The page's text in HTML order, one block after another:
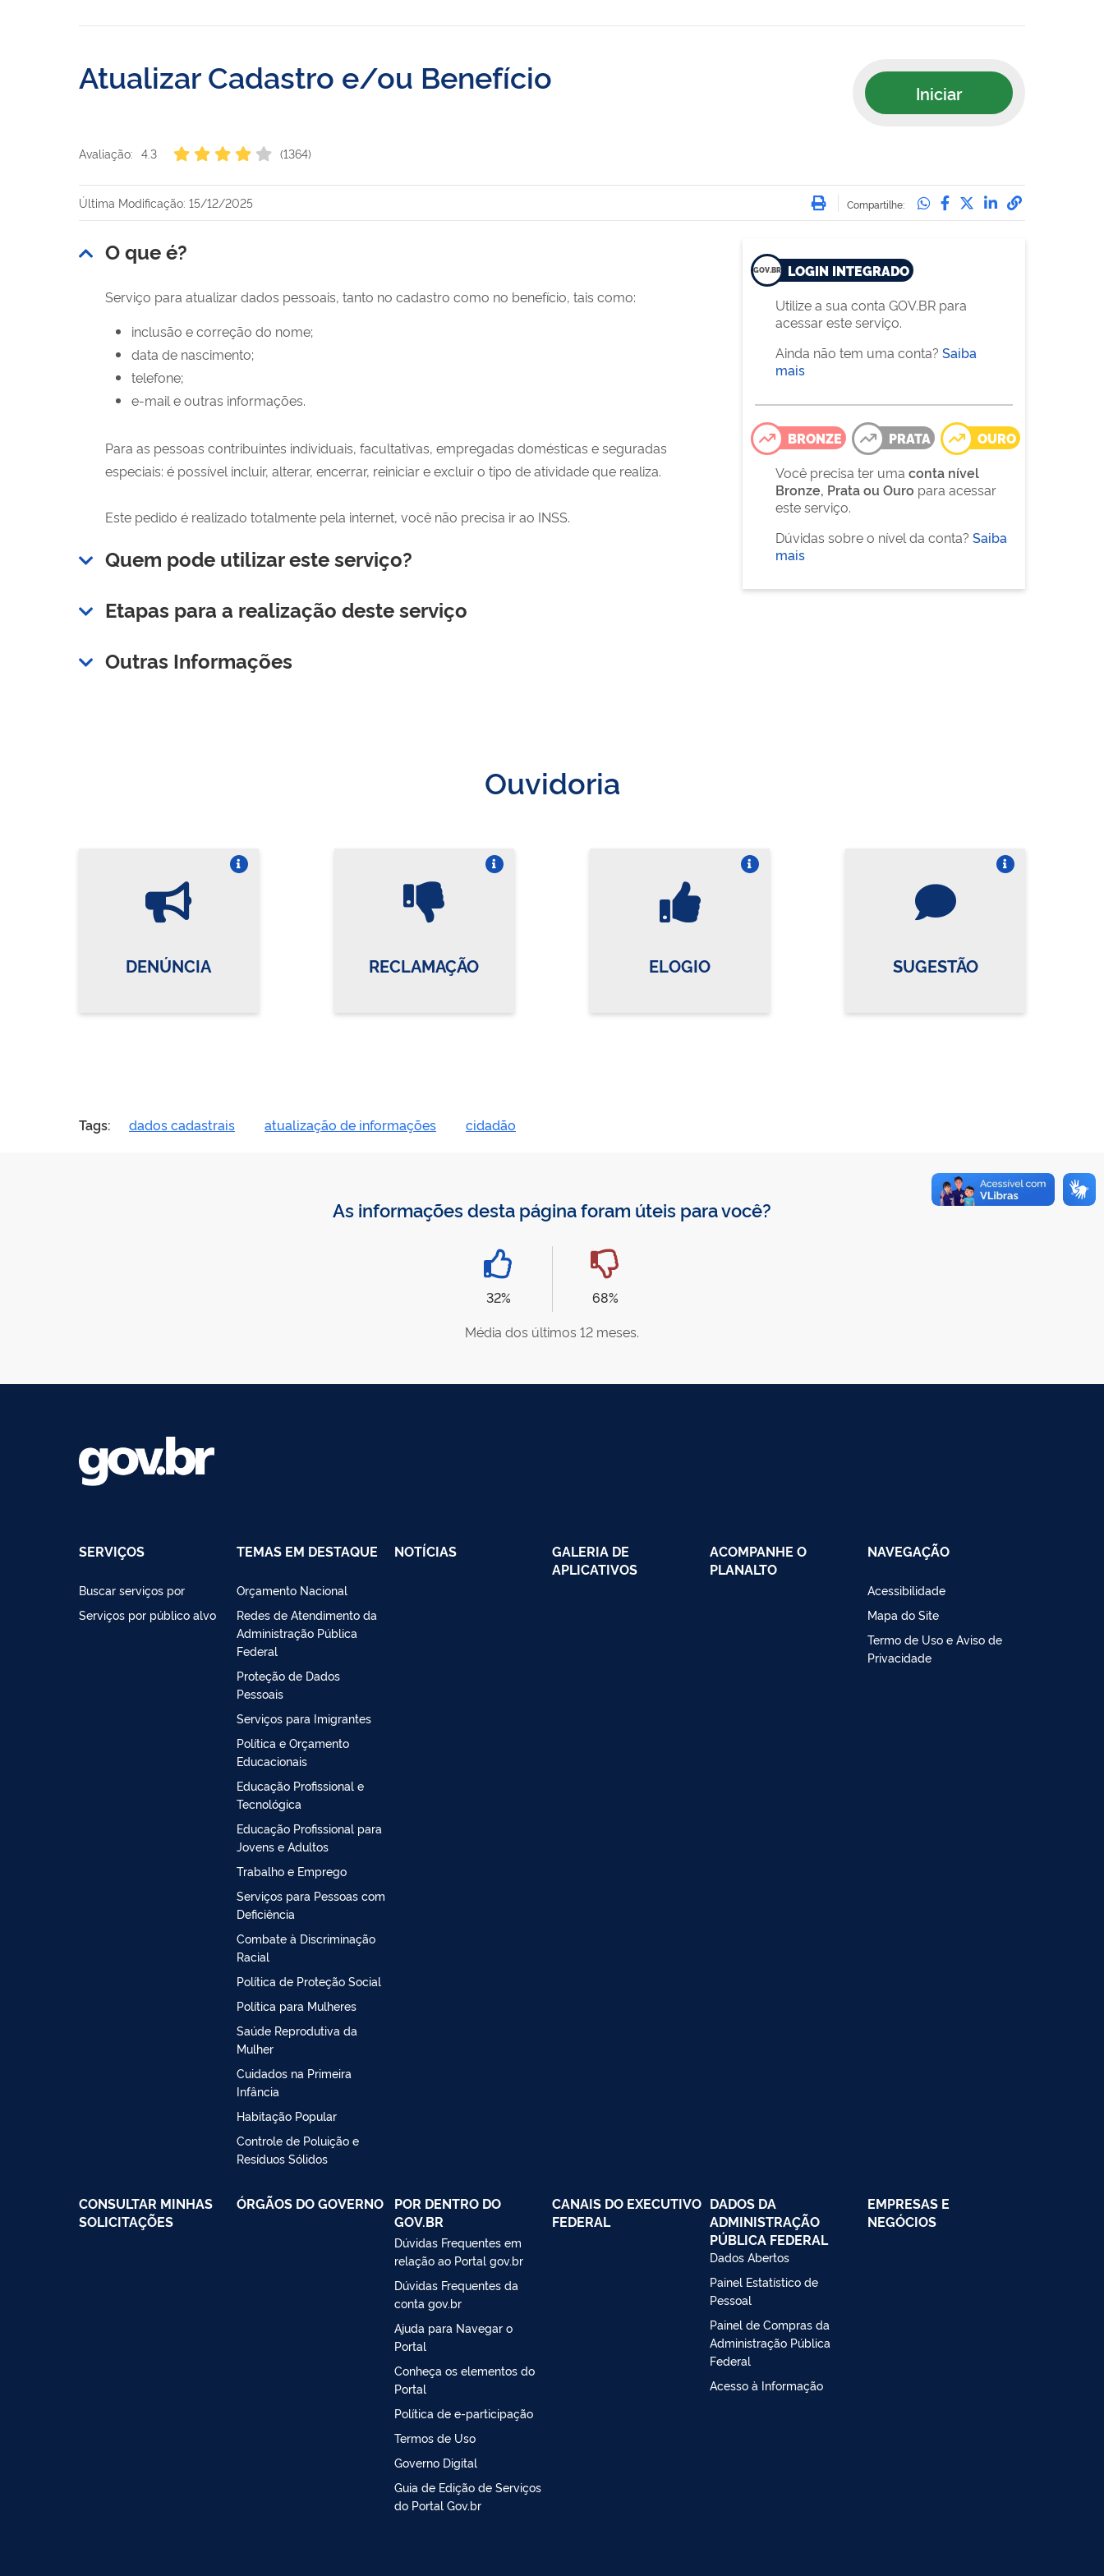
Atualizar Cadastro e/ou Benefício Iniciar
Avaliação: 4.3 (1364)
Imprimir
Compartilhe: Compartilhe no
Compartilhe no
Compartilhe no
Compartilhe
Última Modificação: 15/12/2025
O que é?
Serviço para atualizar dados pessoais, tanto no cadastro como no benefício, tais como:
inclusão e correção do nome;
data de nascimento;
telefone;
e-mail e outras informações.
Para as pessoas contribuintes individuais, facultativas, empregadas domésticas e seguradas
especiais: é possível incluir, alterar, encerrar, reiniciar e excluir o tipo de atividade que realiza.
Este pedido é realizado totalmente pela internet, você não precisa ir ao INSS.
Quem pode utilizar este serviço?
Etapas para a realização deste serviço
Outras Informações
LOGIN INTEGRADO
Utilize a sua conta GOV.BR para
acessar este serviço.
Ainda não tem uma conta? Saiba
mais
BRONZE PRATA
OURO
Você precisa ter uma conta nível
Bronze, Prata ou Ouro para acessar
este serviço.
Dúvidas sobre o nível da conta? Saiba
mais
Ouvidoria
DENÚNCIA RECLAMAÇÃO ELOGIO SUGESTÃO
Tags: dados cadastrais atualização de informações cidadão
As informações desta página foram úteis para você?
32%
68%
Média dos últimos 12 meses.
SERVIÇOS
Buscar serviços por
Serviços por público alvo
TEMAS EM DESTAQUE
Orçamento Nacional
Redes de Atendimento da
Administração Pública
Federal
Proteção de Dados
Pessoais
Serviços para Imigrantes
Política e Orçamento
Educacionais
Educação Profissional e
Tecnológica
Educação Profissional para
Jovens e Adultos
Trabalho e Emprego
Serviços para Pessoas com
Deficiência
Combate à Discriminação
Racial
Política de Proteção Social
Política para Mulheres
Saúde Reprodutiva da
Mulher
Cuidados na Primeira
Infância
Habitação Popular
Controle de Poluição e
Resíduos Sólidos
NOTÍCIAS
GALERIA DE
APLICATIVOS
ACOMPANHE O
PLANALTO
NAVEGAÇÃO
Acessibilidade
Mapa do Site
Termo de Uso e Aviso de
Privacidade
CONSULTAR MINHAS
SOLICITAÇÕES
ÓRGÃOS DO GOVERNO
POR DENTRO DO
GOV.BR
Dúvidas Frequentes em
relação ao Portal gov.br
Dúvidas Frequentes da
conta gov.br
Ajuda para Navegar o
Portal
Conheça os elementos do
Portal
Política de e-participação
Termos de Uso
Governo Digital
Guia de Edição de Serviços
do Portal Gov.br
CANAIS DO EXECUTIVO
FEDERAL
DADOS DA
ADMINISTRAÇÃO
PÚBLICA FEDERAL
Dados Abertos
Painel Estatístico de
Pessoal
Painel de Compras da
Administração Pública
Federal
Acesso à Informação
EMPRESAS E
NEGÓCIOS